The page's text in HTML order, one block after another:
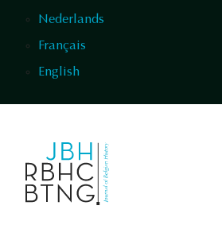
Nederlands
Français
English